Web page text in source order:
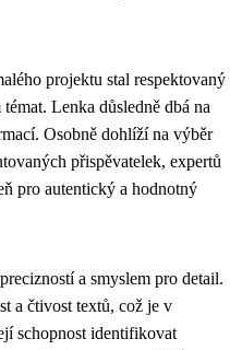
projektu stal respektovaný
Lenka důsledně dbá na
Osobně dohlíží na výběr
přispěvatelek, expertů
pro autentický a hodnotný
a smyslem pro detail.
a čtivost textů, což je v
schopnost identifikovat